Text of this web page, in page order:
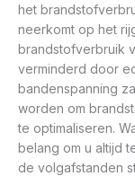
het
neerkomt op het
brandstofverbruik
verminderd door
bandenspanning
worden om
te optimaliseren.
belang om u altijd
de volgafstanden